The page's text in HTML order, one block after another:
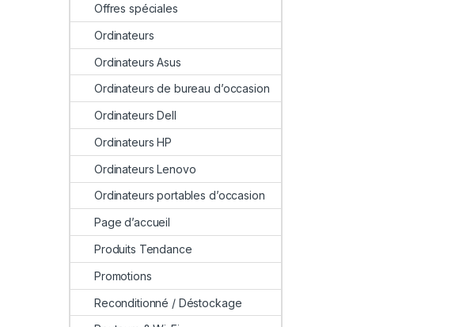
Offres spéciales
Ordinateurs
Ordinateurs Asus
Ordinateurs de bureau d’occasion
Ordinateurs Dell
Ordinateurs HP
Ordinateurs Lenovo
Ordinateurs portables d’occasion
Page d’accueil
Produits Tendance
Promotions
Reconditionné / Déstockage